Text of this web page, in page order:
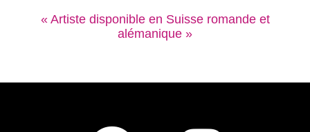
« Artiste disponible en Suisse romande et
alémanique »